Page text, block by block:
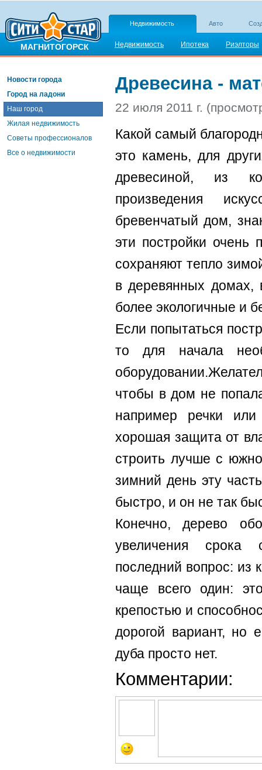
МАГНИТОГОРСК
Недвижимость Авто
Недвижимость Ипотека Риэлторы
Новости города
Город на ладони
Наш город
Жилая недвижимость
Советы профессионалов
Все о недвижимости
Древесина -
22 июля 2011 г.
Какой самый
это камень, для
древесиной, из
произведения
бревенчатый дом,
эти постройки очень
сохраняют тепло
в деревянных
более экологичные и
Если попытаться
то для начала
чтобы в дом не
например речки
хорошая защита от
строить лучше с
зимний день эту
быстро, и он не так
Конечно, дерево
увеличения срока
последний вопрос: из
чаще всего один:
крепостью и
дорогой вариант, но
дуба просто нет.
Комментарии: